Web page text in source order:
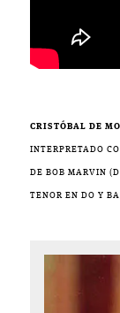
CRISTÓBAL DE
INTERPRETADO
DE BOB MARVIN
TENOR EN DO Y